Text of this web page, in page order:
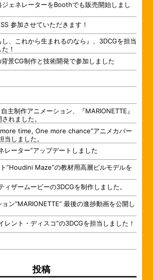
ェネレーターをBoothでも販売開始しまし
参加させていただきます！
、これから生まれるのなら』、3DCGを担当
！
景CG制作と技術開発で参加しました
主制作アニメーション、『MARIONETTE』
れました。
time, One more chance”アニメカバー
しました。
レーター”アップデートしました
”Houdini Maze”の教材用高層ビルモデルを
ィザームービーの3DCGを制作しました。
ン”MARIONETTE” 最後の進捗動画を公開し
レント・ディスコ”の3DCGを担当しました！
投稿